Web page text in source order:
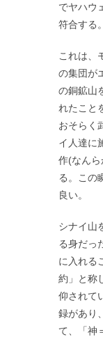
でヤハウ
符合する。
これは、
の集団が
の銅鉱山
れたこと
おそらく
イ人達に
作(なん
る。この
良い。
シナイ山
る身だっ
に入れる
約」と称
仰されて
録があり
て、「神